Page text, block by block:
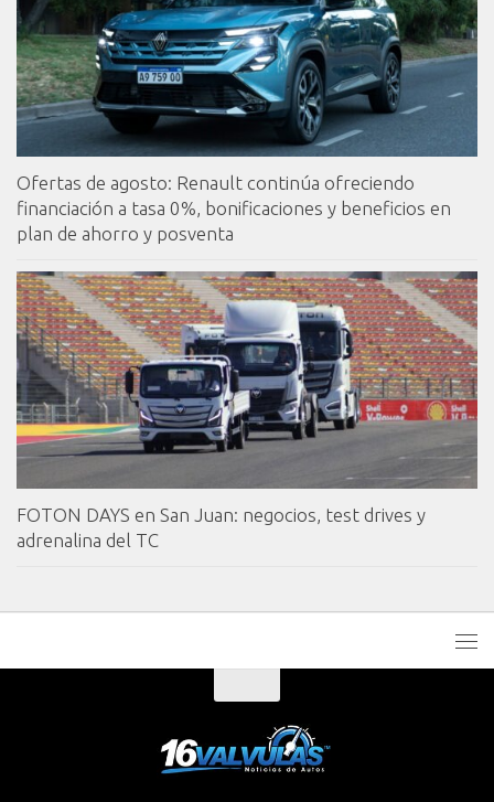
Ofertas de agosto: Renault continúa ofreciendo
financiación a tasa 0%, bonificaciones y beneficios en
plan de ahorro y posventa
FOTON DAYS en San Juan: negocios, test drives y
adrenalina del TC